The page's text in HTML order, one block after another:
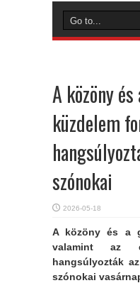
A közöny
küzdelem
szónokai
2026-05-18
A közöny és a
valamint az
hangsúlyozták
szónokai